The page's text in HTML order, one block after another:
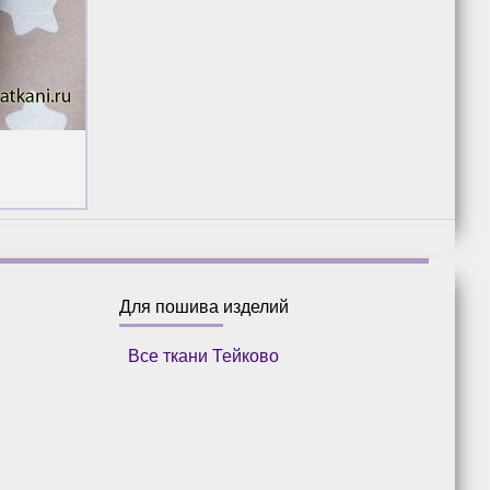
Для пошива изделий
Все ткани Тейково